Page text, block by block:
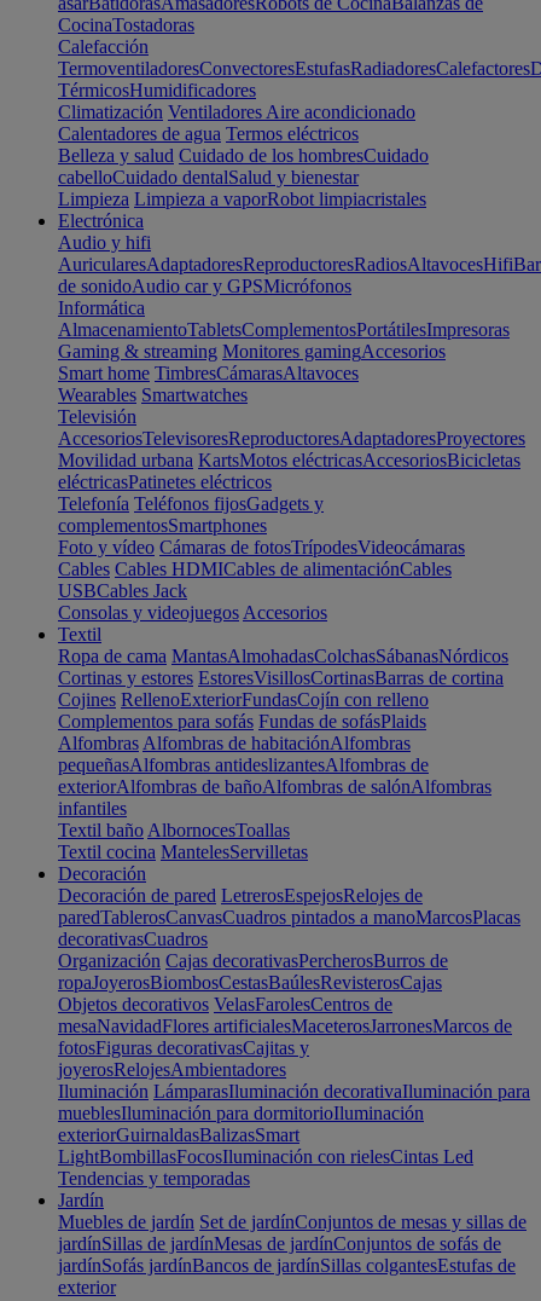
CocinaTostadoras
Calefacción
TermoventiladoresConvectoresEstufasRadiadoresCalefactores
TérmicosHumidificadores
Climatización Ventiladores Aire acondicionado
Calentadores de agua Termos eléctricos
Belleza y salud Cuidado de los hombresCuidado
cabelloCuidado dentalSalud y bienestar
Limpieza Limpieza a vaporRobot limpiacristales
Electrónica
Audio y hifi
AuricularesAdaptadoresReproductoresRadiosAltavocesHifi
de sonidoAudio car y GPSMicrófonos
Informática
AlmacenamientoTabletsComplementosPortátilesImpresoras
Gaming & streaming Monitores gamingAccesorios
Smart home TimbresCámarasAltavoces
Wearables Smartwatches
Televisión
AccesoriosTelevisoresReproductoresAdaptadoresProyectores
Movilidad urbana KartsMotos eléctricasAccesoriosBicicletas
eléctricasPatinetes eléctricos
Telefonía Teléfonos fijosGadgets y
complementosSmartphones
Foto y vídeo Cámaras de fotosTrípodesVideocámaras
Cables Cables HDMICables de alimentaciónCables
USBCables Jack
Consolas y videojuegos Accesorios
Textil
Ropa de cama MantasAlmohadasColchasSábanasNórdicos
Cortinas y estores EstoresVisillosCortinasBarras de cortina
Cojines RellenoExteriorFundasCojín con relleno
Complementos para sofás Fundas de sofásPlaids
Alfombras Alfombras de habitaciónAlfombras
pequeñasAlfombras antideslizantesAlfombras de
exteriorAlfombras de bañoAlfombras de salónAlfombras
infantiles
Textil baño AlbornocesToallas
Textil cocina MantelesServilletas
Decoración
Decoración de pared LetrerosEspejosRelojes de
paredTablerosCanvasCuadros pintados a manoMarcosPlacas
decorativasCuadros
Organización Cajas decorativasPercherosBurros de
ropaJoyerosBiombosCestasBaúlesRevisterosCajas
Objetos decorativos VelasFarolesCentros de
mesaNavidadFlores artificialesMaceterosJarronesMarcos de
fotosFiguras decorativasCajitas y
joyerosRelojesAmbientadores
Iluminación LámparasIluminación decorativaIluminación para
mueblesIluminación para dormitorioIluminación
exteriorGuirnaldasBalizasSmart
LightBombillasFocosIluminación con rielesCintas Led
Tendencias y temporadas
Jardín
Muebles de jardín Set de jardínConjuntos de mesas y sillas de
jardínSillas de jardínMesas de jardínConjuntos de sofás de
jardínSofás jardínBancos de jardínSillas colgantesEstufas de
exterior